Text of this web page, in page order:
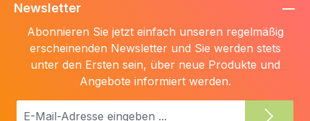
Newsletter
Abonnieren Sie jetzt einfach unseren regelmäßig
erscheinenden Newsletter und Sie werden stets
unter den Ersten sein, über neue Produkte und
Angebote informiert werden.
E-